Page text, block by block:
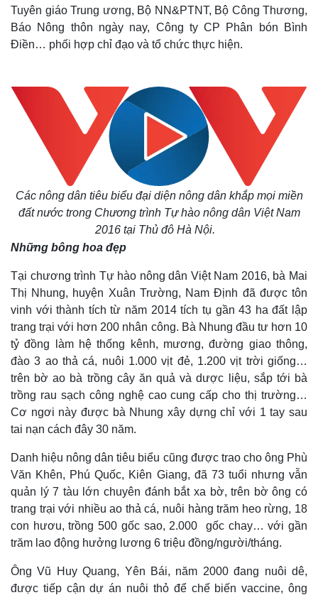
Tuyên giáo Trung ương, Bộ NN&PTNT, Bộ Công Thương,
Báo Nông thôn ngày nay, Công ty CP Phân bón Bình
Điền… phối hợp chỉ đạo và tổ chức thực hiện.
Các nông dân tiêu biểu đại diện nông dân khắp mọi miền
đất nước trong Chương trình Tự hào nông dân Việt Nam
2016 tại Thủ đô Hà Nội.
Những bông hoa đẹp
Tại chương trình Tự hào nông dân Việt Nam 2016, bà Mai
Thị Nhung, huyện Xuân Trường, Nam Định đã được tôn
vinh với thành tích từ năm 2014 tích tụ gần 43 ha đất lập
trang trại với hơn 200 nhân công. Bà Nhung đầu tư hơn 10
tỷ đồng làm hệ thống kênh, mương, đường giao thông,
đào 3 ao thả cá, nuôi 1.000 vịt đẻ, 1.200 vịt trời giống…
trên bờ ao bà trồng cây ăn quả và dược liệu, sắp tới bà
trồng rau sạch công nghệ cao cung cấp cho thị trường…
Cơ ngơi này được bà Nhung xây dựng chỉ với 1 tay sau
tai nạn cách đây 30 năm.
Danh hiệu nông dân tiêu biểu cũng được trao cho ông Phù
Văn Khên, Phú Quốc, Kiên Giang, đã 73 tuổi nhưng vẫn
quản lý 7 tàu lớn chuyên đánh bắt xa bờ, trên bờ ông có
trang trại với nhiều ao thả cá, nuôi hàng trăm heo rừng, 18
con hươu, trồng 500 gốc sao, 2.000 gốc chay… với gần
trăm lao động hưởng lương 6 triệu đồng/người/tháng.
Ông Vũ Huy Quang, Yên Bái, năm 2000 đang nuôi dê,
được tiếp cận dự án nuôi thỏ để chế biến vaccine, ông